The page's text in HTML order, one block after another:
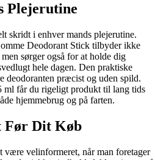
Plejerutine
skridt i enhver mands plejerutine.
Deodorant Stick tilbyder ikke
sørger også for at holde dig
hele dagen. Den praktiske
deodoranten præcist og uden spild.
ml får du rigeligt produkt til lang tids
hjemmebrug og på farten.
Før Dit Køb
være velinformeret, når man foretager